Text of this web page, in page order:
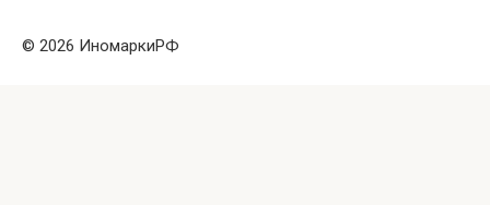
© 2026 ИномаркиРФ